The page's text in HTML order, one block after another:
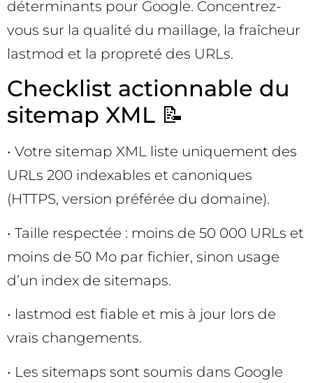
déterminants pour Google. Concentrez-
vous sur la qualité du maillage, la fraîcheur
lastmod et la propreté des URLs.
Checklist actionnable du
sitemap XML 📝
• Votre sitemap XML liste uniquement des
URLs 200 indexables et canoniques
(HTTPS, version préférée du domaine).
• Taille respectée : moins de 50 000 URLs et
moins de 50 Mo par fichier, sinon usage
d’un index de sitemaps.
• lastmod est fiable et mis à jour lors de
vrais changements.
• Les sitemaps sont soumis dans Google